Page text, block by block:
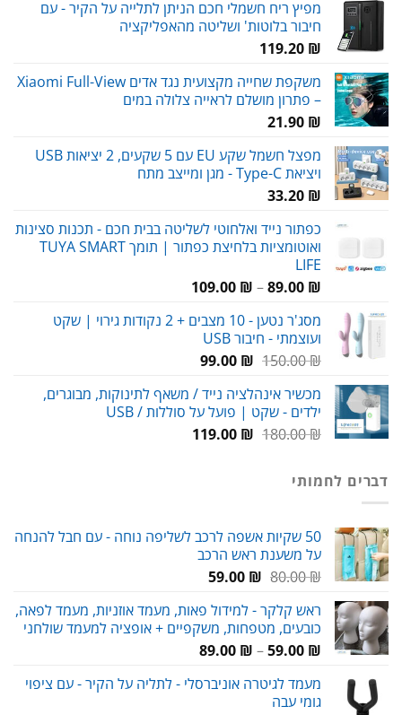
מפיץ ריח חשמלי חכם הניתן לתלייה על הקיר - עם
חיבור בלוטות' ושליטה מהאפליקציה
119.20 ₪
משקפת שחייה מקצועית נגד אדים Xiaomi Full-View
– פתרון מושלם לראייה צלולה במים
21.90 ₪
מפצל חשמל שקע EU עם 5 שקעים, 2 יציאות USB
ויציאת Type-C - מגן ומייצב מתח
33.20 ₪
כפתור נייד ואלחוטי לשליטה בבית חכם - תכנות סצינות
ואוטומציות בלחיצת כפתור | תומך TUYA SMART
LIFE
89.00 ₪
–
109.00 ₪
מסג'ר נטען - 10 מצבים + 2 נקודות גירוי | שקט
ועוצמתי - חיבור USB
150.00₪
המחיר
היה:
150.00 ₪.
99.00 ₪
המחיר
הוא:
99.00 ₪.
מכשיר אינהלציה נייד / משאף לתינוקות, מבוגרים,
ילדים - שקט | פועל על סוללות / USB
180.00₪
המחיר119.00 ₪
המחיר
דברים לחמותי
50 שקיות אשפה לרכב לשליפה נוחה - עם חבל להנחה
על משענת ראש הרכב
80.00₪
המחיר
היה:
80.00 ₪.
59.00 ₪
המחיר
הוא:
59.00 ₪.
ראש קלקר - למידול פאות, מעמד אוזניות, מעמד לפאה,
כובעים, מטפחות, משקפיים + אופציה למעמד שולחני
59.00 ₪
–
89.00 ₪
טווח
מעמד לגיטרה אוניברסלי - לתליה על הקיר - עם ציפוי
גומי עבה